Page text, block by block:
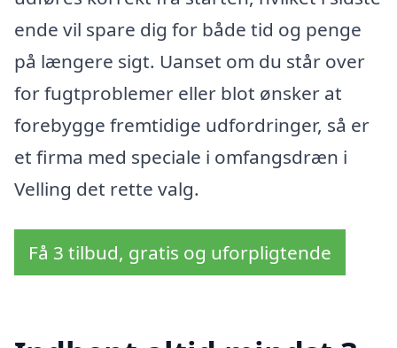
ende vil spare dig for både tid og penge
på længere sigt. Uanset om du står over
for fugtproblemer eller blot ønsker at
forebygge fremtidige udfordringer, så er
et firma med speciale i omfangsdræn i
Velling det rette valg.
Få 3 tilbud, gratis og uforpligtende